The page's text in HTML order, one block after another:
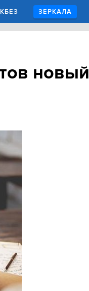
ЗЕРКАЛА
новый